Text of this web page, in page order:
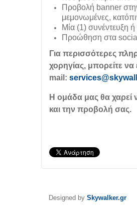
Π ροβολή banner
μεμονωμένες,
Μία (1) συνέντευξη
Π ροώθηση στα
Για περισσότερες
χορηγίας, μπορείτε
mail :
Η ομάδα μας θα χαρεί
και την προβολή σας.
Designed by Skywalker.gr